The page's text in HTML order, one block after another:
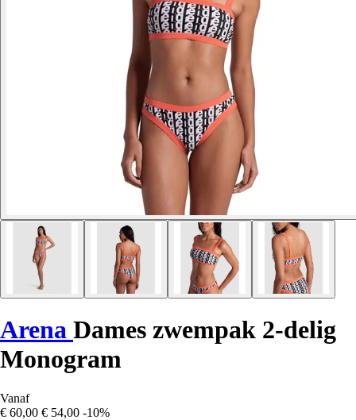
Arena Dames zwempak 2-delig
Monogram
Vanaf
€ 60,00 € 54,00 -10%